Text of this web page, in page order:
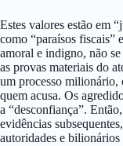
Estes valores estão em
como “paraísos fiscais”
amoral e indigno, não
as provas materiais do
um processo milionário,
quem acusa. Os
a “desconfiança”.
evidências
autoridades e bilionários